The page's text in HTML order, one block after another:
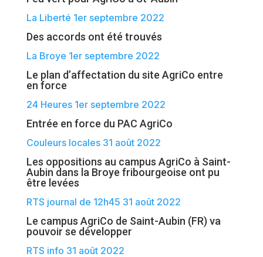
La Liberté 1er septembre 2022
Des accords ont été trouvés
La Broye 1er septembre 2022
Le plan d’affectation du site AgriCo entre
en force
24 Heures 1er septembre 2022
Entrée en force du PAC AgriCo
Couleurs locales 31 août 2022
Les oppositions au campus AgriCo à Saint-
Aubin dans la Broye fribourgeoise ont pu
être levées
RTS journal de 12h45 31 août 2022
Le campus AgriCo de Saint-Aubin (FR) va
pouvoir se développer
RTS info 31 août 2022